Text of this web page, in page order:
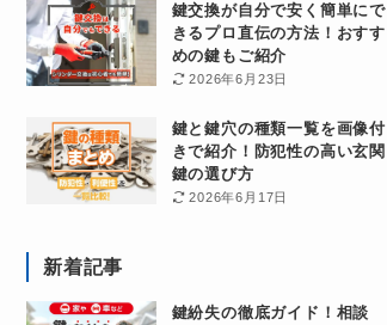
鍵交換が自分で安く簡単にで
きるプロ直伝の方法！おすす
めの鍵もご紹介
2026年6月23日
鍵と鍵穴の種類一覧を画像付
きで紹介！防犯性の高い玄関
鍵の選び方
2026年6月17日
新着記事
鍵紛失の徹底ガイド！相談